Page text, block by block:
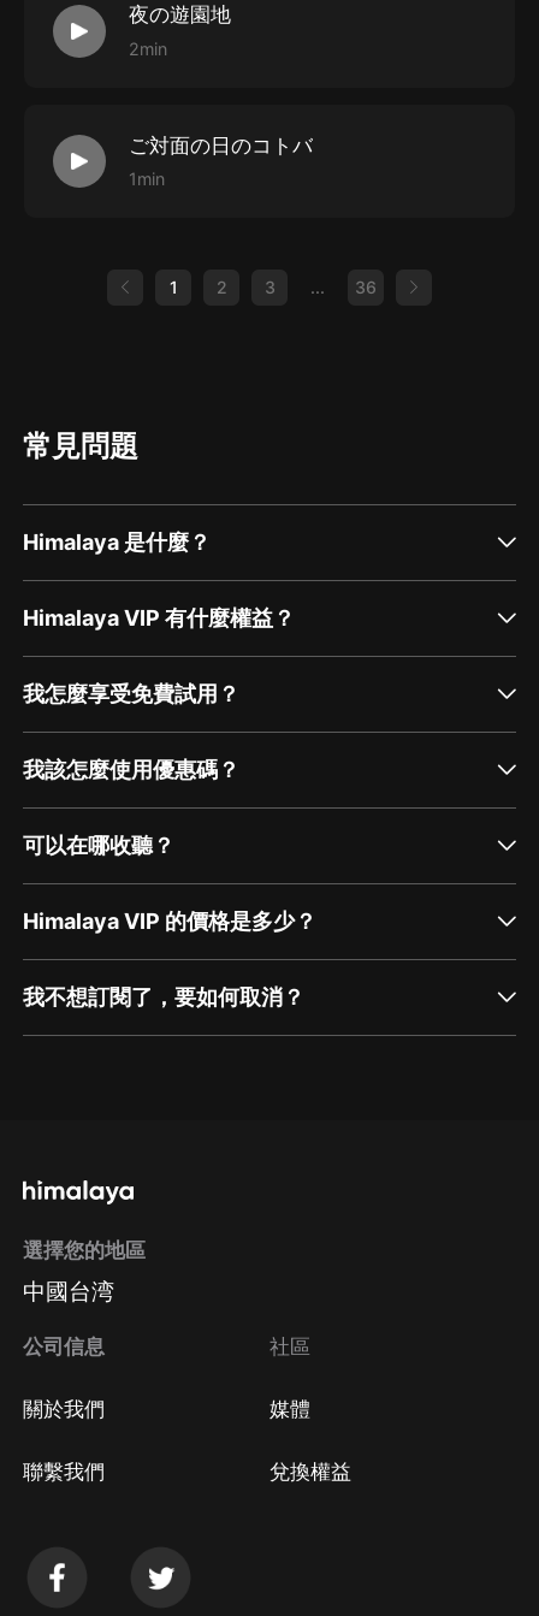
夜の遊園地
2min
ご対面の日のコトバ
1min
1 2 3 ... 36
常見問題
Himalaya 是什麼？
Himalaya VIP 有什麼權益？
我怎麼享受免費試用？
我該怎麼使用優惠碼？
可以在哪收聽？
Himalaya VIP 的價格是多少？
我不想訂閱了，要如何取消？
方法 Google Play取消訂閱方法
選擇您的地區
中國台湾
公司信息
關於我們
聯繫我們
社區
媒體
兌換權益